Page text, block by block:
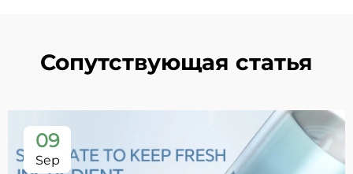
Сопутствующая статья
09
Sep